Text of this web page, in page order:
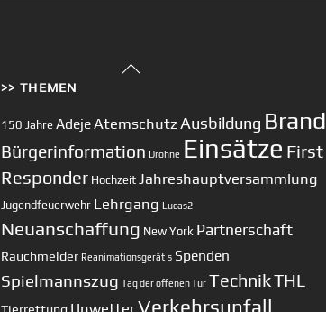
Back
>> THEMEN
150 Jahre AdejeAtemschutz Ausbildung Brand
Bürgerinformation Drohne Einsätze First
Responder Hochzeit Jahreshauptversammlung
Jugendfeuerwehr Lehrgang Lucas2
Neuanschaffung New York Partnerschaft
Rauchmelder Reanimationsgerät s Spenden
Spielmannszug Tag der offenen Tür TechnikTHL
Tierrettung UnwetterVerkehrsunfall